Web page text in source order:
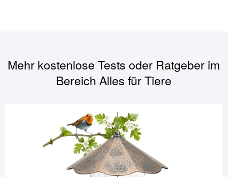
Mehr kostenlose Tests oder Ratgeber im
BereichAlles für Tiere